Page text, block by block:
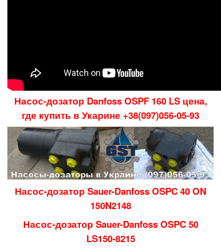
Насос-дозатор Danfoss OSPF 160LSцена,
где купить в Укарине +38(097)056-05-93
Насос-дозатор Sauer-Danfoss OSPC 40 ON
150N2148
Насос-дозатор Sauer-Danfoss OSPC 50
LS150-8215